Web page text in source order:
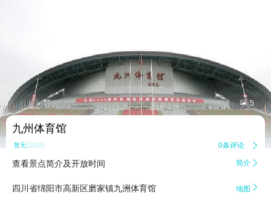
 5
九州体育馆
暂无点评 0条评论 
查看景点简介及开放时间 简介 
四川省绵阳市高新区磨家镇九洲体育馆 地图 